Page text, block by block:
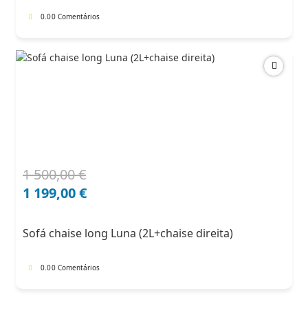
0.00 Comentários
1 500,00€
O
preço
1
1 199,00€
O
preço
1
Sofá chaise long Luna (2L+chaise direita)
0.00 Comentários